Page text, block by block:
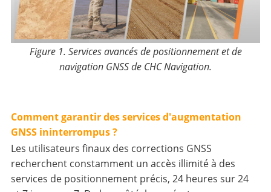
Figure 1. Services avancés de positionnement et de
navigation GNSS de CHC Navigation.
Comment garantir des services d'augmentation
GNSS ininterrompus ?
Les utilisateurs finaux des corrections GNSS
recherchent constamment un accès illimité à des
services de positionnement précis, 24 heures sur 24